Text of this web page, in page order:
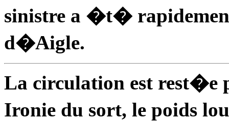
sinistre a �t�
d�Aigle.
La circulation est
Ironie du sort, le poids